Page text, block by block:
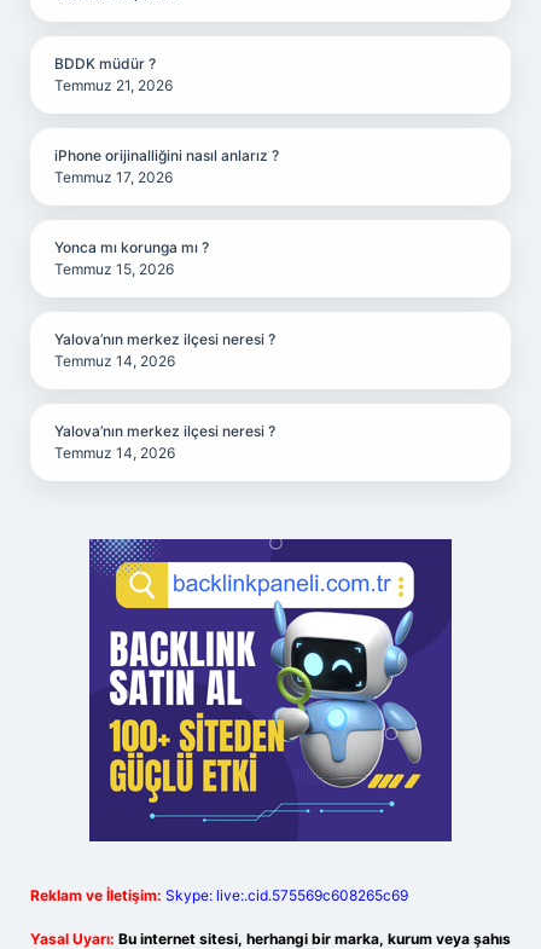
BDDK müdür ?
Temmuz 21, 2026
iPhone orijinalliğini nasıl anlarız ?
Temmuz 17, 2026
Yonca mı korunga mı ?
Temmuz 15, 2026
Yalova’nın merkez ilçesi neresi ?
Temmuz 14, 2026
Yalova’nın merkez ilçesi neresi ?
Temmuz 14, 2026
Reklam ve İletişim: Skype: live:.cid.575569c608265c69
Yasal Uyarı: Bu internet sitesi, herhangi bir marka, kurum veya şahıs